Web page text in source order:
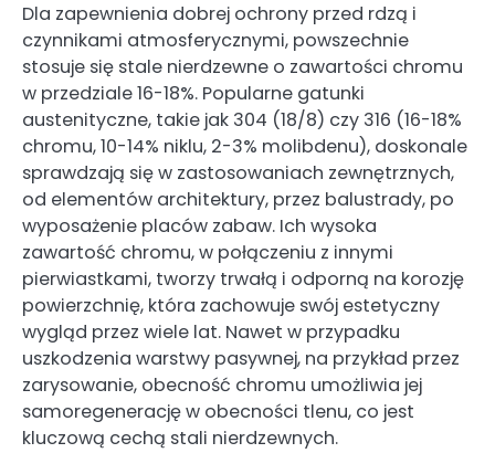
Dla zapewnienia dobrej ochrony przed rdzą i
czynnikami atmosferycznymi, powszechnie
stosuje się stale nierdzewne o zawartości chromu
w przedziale 16-18%. Popularne gatunki
austenityczne, takie jak 304 (18/8) czy 316 (16-18%
chromu, 10-14% niklu, 2-3% molibdenu), doskonale
sprawdzają się w zastosowaniach zewnętrznych,
od elementów architektury, przez balustrady, po
wyposażenie placów zabaw. Ich wysoka
zawartość chromu, w połączeniu z innymi
pierwiastkami, tworzy trwałą i odporną na korozję
powierzchnię, która zachowuje swój estetyczny
wygląd przez wiele lat. Nawet w przypadku
uszkodzenia warstwy pasywnej, na przykład przez
zarysowanie, obecność chromu umożliwia jej
samoregenerację w obecności tlenu, co jest
kluczową cechą stali nierdzewnych.